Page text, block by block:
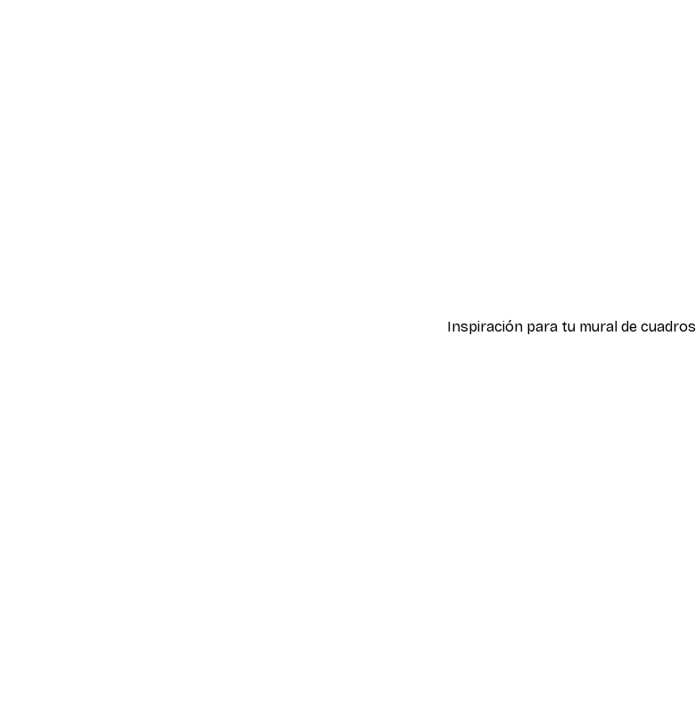
Inspiración para tu mural de cuadros